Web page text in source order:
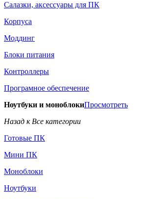
Салазки, аксессуары для ПК
Корпуса
Моддинг
Блоки питания
Контроллеры
Програмное обеспечение
Ноутбуки и моноблокиПросмотреть
Назад к Все категории
Готовые ПК
Мини ПК
Моноблоки
Ноутбуки